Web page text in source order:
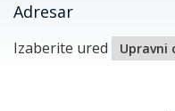
Adresar
Izaberite ured